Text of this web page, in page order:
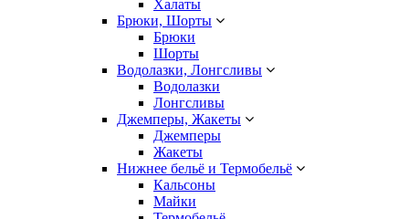
Халаты
Брюки, Шорты
Брюки
Шорты
Водолазки, Лонгсливы
Водолазки
Лонгсливы
Джемперы, Жакеты
Джемперы
Жакеты
Нижнее бельё и Термобельё
Кальсоны
Майки